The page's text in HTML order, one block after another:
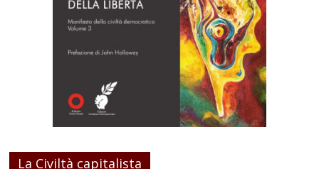
La Civiltà capitalista